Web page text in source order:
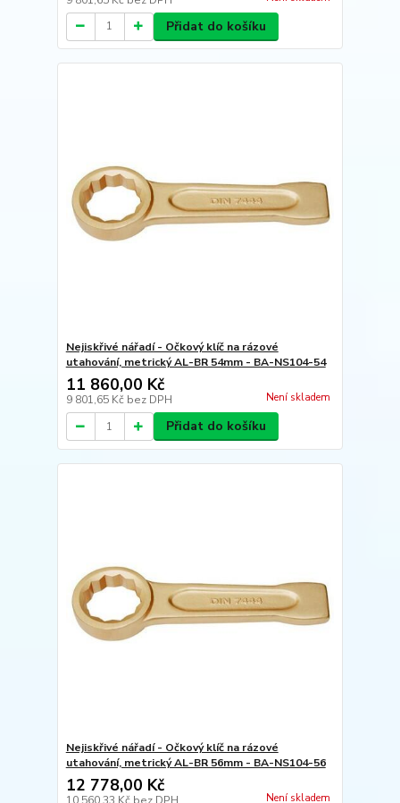
Přidat do košíku
Nejiskřivé nářadí - Očkový klíč na rázové
utahování, metrický AL-BR 54mm - BA-NS104-54
11 860,00 Kč
9 801,65 Kč bez DPH Není skladem
Přidat do košíku
Nejiskřivé nářadí - Očkový klíč na rázové
utahování, metrický AL-BR 56mm - BA-NS104-56
12 778,00 Kč
10 560,33 Kč bez DPH Není skladem